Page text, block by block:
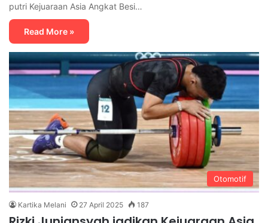
putri Kejuaraan Asia Angkat Besi…
Read More »
Otomotif
Kartika Melani 27 April 2025 187